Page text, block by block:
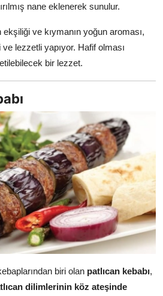
nane eklenerek sunulur.
ekşiliği ve kıymanın yoğun aroması,
lezzetli yapıyor. Hafif olması
bir lezzet.
biri olan patlıcan kebabı,
dilimlerinin köz ateşinde